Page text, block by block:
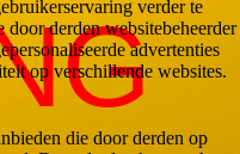
verder te
derden websitebeheerder
advertenties
op verschillende websites.
die door derden op